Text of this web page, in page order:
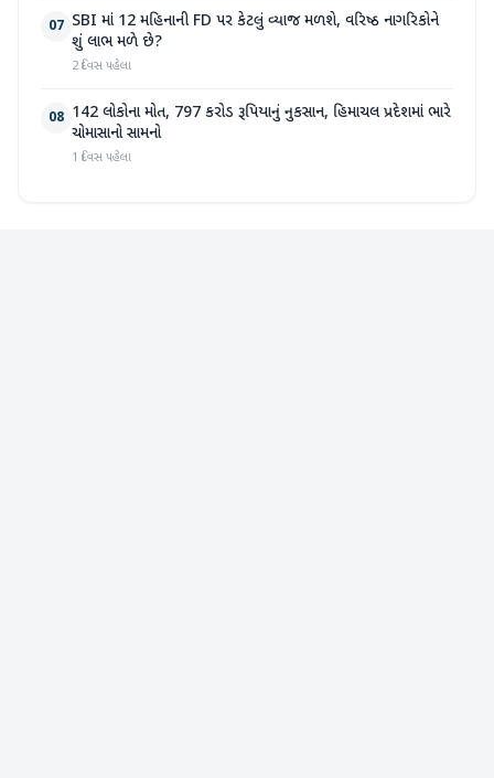
07 SBI માં 12 મહિનાની FD પર કેટલું વ્યાજ મળશે, વરિષ્ઠ નાગરિકોને
શું લાભ મળે છે?
2 દિવસ પહેલા
08 142 લોકોના મોત, 797 કરોડ રૂપિયાનું નુકસાન, હિમાચલ પ્રદેશમાં ભારે
ચોમાસાનો સામનો
1 દિવસ પહેલા